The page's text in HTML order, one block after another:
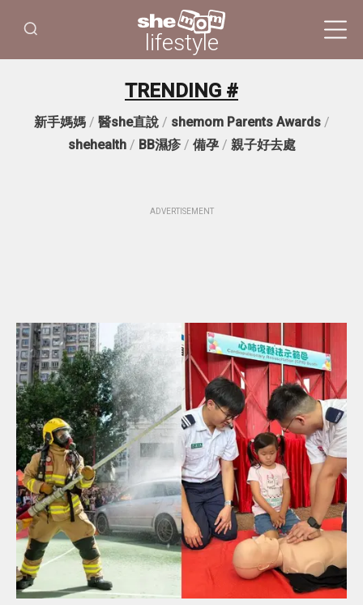
lifestyle
TRENDING #
新手媽媽/ 醫she直說/ shemom Parents Awards/
shehealth/ BB濕疹/ 備孕/ 親子好去處
ADVERTISEMENT